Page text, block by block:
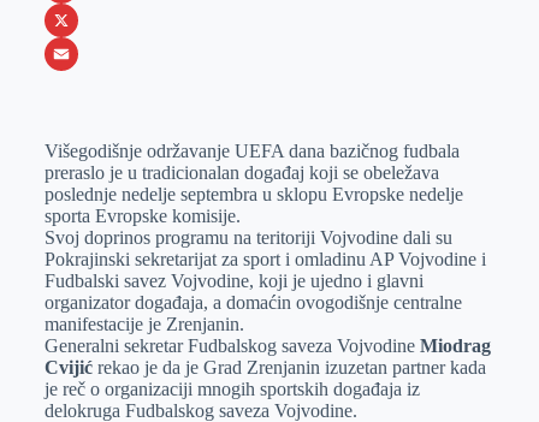
b
o
s
e
e
r
n
k
I
n
i
b
W
h
s
A
p
p
X
a
i
l
Višegodišnje održavanje UEFA dana bazičnog fudbala
preraslo je u tradicionalan događaj koji se obeležava
poslednje nedelje septembra u sklopu Evropske nedelje
sporta Evropske komisije.
Svoj doprinos programu na teritoriji Vojvodine dali su
Pokrajinski sekretarijat za sport i omladinu AP Vojvodine i
Fudbalski savez Vojvodine, koji je ujedno i glavni
organizator događaja, a domaćin ovogodišnje centralne
manifestacije je Zrenjanin.
Generalni sekretar Fudbalskog saveza VojvodineMiodrag
Cvijić rekao je da je Grad Zrenjanin izuzetan partner kada
je reč o organizaciji mnogih sportskih događaja iz
delokruga Fudbalskog saveza Vojvodine.